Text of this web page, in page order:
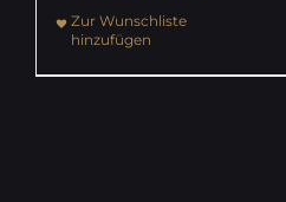
Zur Wunschliste
hinzufügen